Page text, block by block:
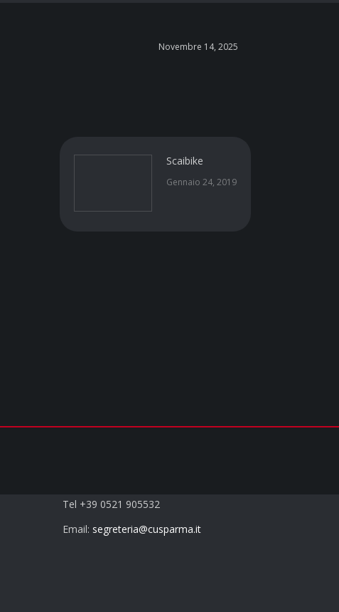
Novembre 14, 2025
Scaibike
Gennaio 24, 2019
Tel +39 0521 905532
Email: segreteria@cusparma.it